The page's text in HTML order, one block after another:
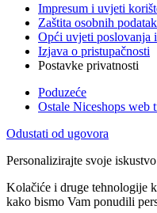
Impresum i uvjeti
Zaštita osobnih
Opći uvjeti poslovanja
Izjava o pristupačnosti
Postavke privatnosti
Poduzeće
Ostale Niceshops web
Odustati od ugovora
Personalizirajte svoje
Kolačiće i druge tehnologije
kako bismo Vam ponudili